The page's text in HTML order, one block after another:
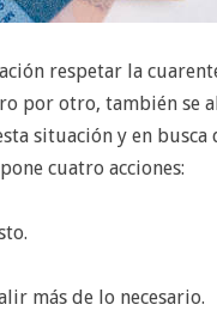
respetar la
por otro, también se
situación y en busca
cuatro acciones:
más de lo necesario.